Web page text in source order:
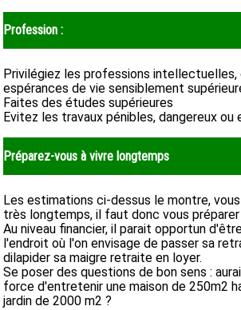
Profession :
Privilégiez les professions
espérances de vie sensiblement
Faites des études supérieures
Evitez les travaux pénibles, dangereux ou
Préparez-vous à vivre longtemps
Les estimations ci-dessus le montre,
très longtemps, il faut donc vous préparer
Au niveau financier, il parait opportun
l'endroit où l'on envisage de passer sa
dilapider sa maigre retraite en loyer.
Se poser des questions de bon sens :
force d'entretenir une maison de 250m2
jardin de 2000 m2 ?